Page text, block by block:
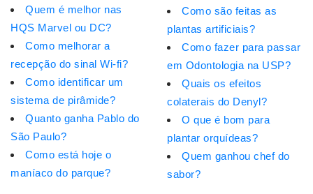
Quem é melhor nas
HQS Marvel ou DC?
Como melhorar a
recepção do sinal Wi-fi?
Como identificar um
sistema de pirâmide?
Quanto ganha Pablo do
São Paulo?
Como está hoje o
maníaco do parque?
Como são feitas as
plantas artificiais?
Como fazer para passar
em Odontologia na USP?
Quais os efeitos
colaterais do Denyl?
O que é bom para
plantar orquídeas?
Quem ganhou chef do
sabor?